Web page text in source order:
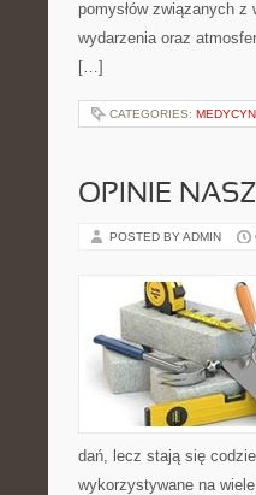
pomysłów związanych
wydarzenia oraz
[…]
CATEGORIES:
OPINIE
POSTED BY ADMIN
dań, lecz stają się
wykorzystywane na